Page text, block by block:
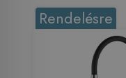
Rendelésre